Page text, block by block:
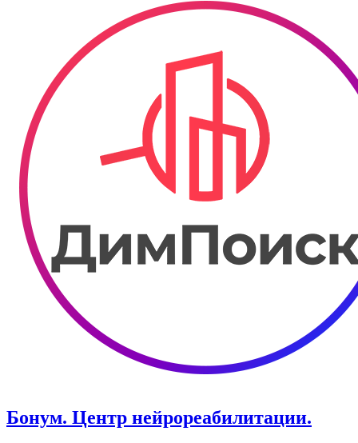
Бонум. Центр нейрореабилитации.